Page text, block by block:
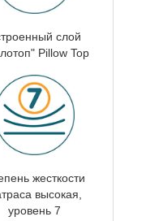
слой
Pillow Top
жесткости
высокая,
уровень 7